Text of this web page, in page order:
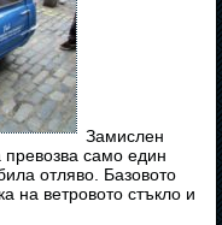
Замислен
превозва само един
отляво. Базовото
на ветровото стъкло и